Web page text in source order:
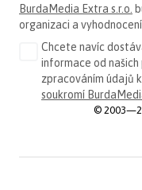
BurdaMedia Extra s.r.o.
organizaci a
Chcete navíc
informace od
zpracováním údajů
soukromí
©